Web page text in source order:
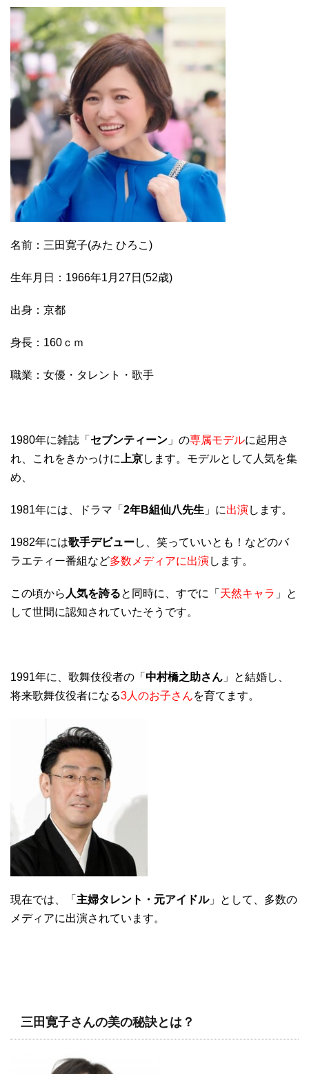
名前：三田寛子(みた ひろこ)
生年月日：1966年1月27日(52歳)
出身：京都
身長：160ｃｍ
職業：女優・タレント・歌手
1980年に雑誌「 セブンティーン 」の専属モデルに起用さ
れ、これをきかっけに
上京します。モデルとして人気を集
め、
1981年には、ドラマ「 2年B組仙八先生 」に出演します。
1982年には歌手デビューし、笑っていいとも！などのバ
ラエティー番組など多数メディアに出演します。
この頃から 人気を誇ると同時に、すでに「 天然キャラ 」と
して世間に認知されていたそうです。
1991年に、歌舞伎役者の「 中村橋之助さん 」と結婚し、
将来歌舞伎役者になる3人のお子さんを育てます。
現在では、「 主婦タレント・元アイドル」として、多数の
メディアに出演されています。
三田寛子さんの美の秘訣とは？